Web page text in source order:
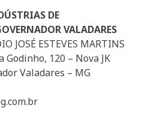
DE
VALADARES
JOSÉ ESTEVES MARTINS
120 – Nova JK
Valadares – MG